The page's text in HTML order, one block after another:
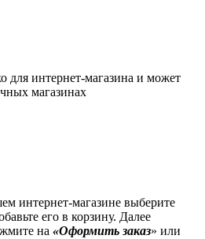
для интернет-магазина и может
магазинах
интернет-магазине выберите
его в корзину. Далее
на «Оформить заказ» или